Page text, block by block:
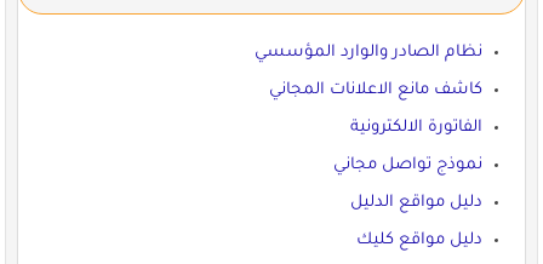
نظام الصادر والوارد المؤسسي
كاشف مانع الاعلانات المجاني
الفاتورة الالكترونية
نموذج تواصل مجاني
دليل مواقع الدليل
دليل مواقع كليك